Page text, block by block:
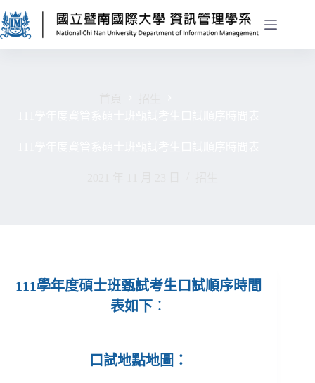
111學年度碩士班甄試考生口試順序時間
表如下 ：
口試地點地圖：